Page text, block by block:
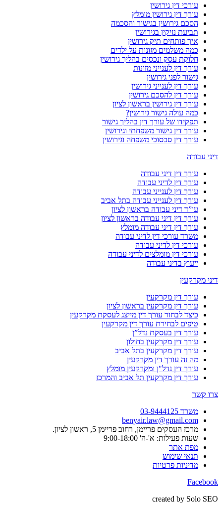
עורכי דין גירושין
עורך דין גירושין מומלץ
הסכם גירושין בגישור והסכמה
תביעת נזיקין בגירושין
איך פותחים תיק גירושין
כמה משלמים מזונות על ילדים
חלוקת עסק ונכסים בהליך גירושין
עורך דין לענייני מזונות
גישור לפני גירושין
עורך דין לענייני גירושין
עורך דין להסכם גירושין
עורך דין גירושין בראשון לציון
כמה עולה גישור גירושין?
תפקידו של עורך דין בהליך גישור
עורך דין גישור משפחתי וגירושין
עורך דין סכסוכי משפחה וגירושין
דיני עבודה
עורך דין דיני עבודה
עורך דין לדיני עבודה
עורך דין לענייני עבודה
עורך דין לענייני עבודה בתל אביב
עו”ד דיני עבודה בראשון לציון
עורך דין דיני עבודה בראשון לציון
עורך דין דיני עבודה מומלץ
משרד עורכי דין לדיני עבודה
עורכי דין לדיני עבודה
עורכי דין מומלצים לדיני עבודה
ייעוץ בדיני עבודה
דיני מקרקעין
עורך דין מקרקעין
עורך דין מקרקעין בראשון לציון
כיצד לבחור עורך דין מייצג לעסקת מקרקעין
טיפים לבחירת עורך דין מקרקעין
עורך דין בעסקת נדל”ן
עורך דין מקרקעין בחולון
עורך דין מקרקעין בתל אביב
מה זה עורך דין מקרקעין
עורך דין נדל"ן ומקרקעין מומלץ
עורך דין מקרקעין תל אביב והמרכז
צרו קשר
משרד 03-9444125
benyair.law@gmail.com
מרכז העסקים פריימן, רחוב פריימן 5, ראשון לציון.
שעות פעילות: א'-ה' 9:00-18:00
מפת אתר
תנאי שימוש
מדיניות פרטיות
Facebook
created by Solo SEO